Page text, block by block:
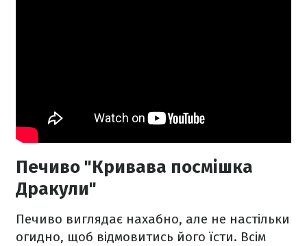
Печиво "Кривава посмішка
Дракули"
Печиво виглядає нахабно, але не настільки
огидно, щоб відмовитись його їсти. Всім